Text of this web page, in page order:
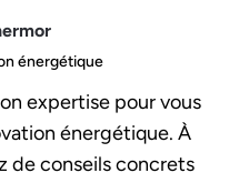
énergétique
expertise pour vous
énergétique. À
de conseils concrets